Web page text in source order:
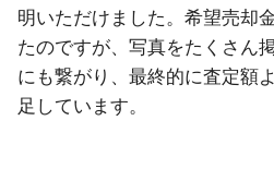
明いただけました。希望売却
たのですが、写真をたくさん
にも繋がり、最終的に査定額
足しています。